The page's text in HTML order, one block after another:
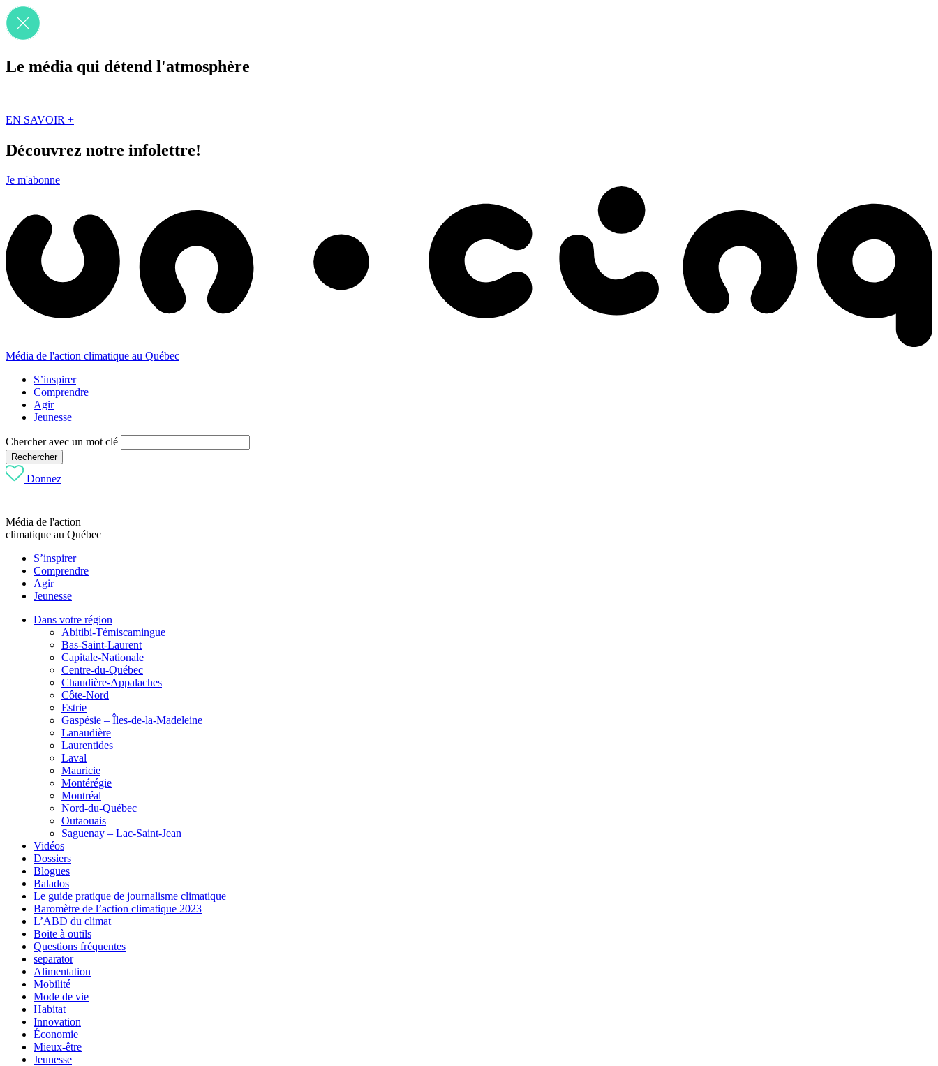
Le média qui détend l'atmosphère
EN SAVOIR +
Découvrez notre infolettre!
Je m'abonne
Média de l'action climatique au Québec
S’inspirer
Comprendre
Agir
Jeunesse
Chercher avec un mot clé
Rechercher
Donnez
Média de l'action
climatique au Québec
S’inspirer
Comprendre
Agir
Jeunesse
Dans votre région
Abitibi-Témiscamingue
Bas-Saint-Laurent
Capitale-Nationale
Centre-du-Québec
Chaudière-Appalaches
Côte-Nord
Estrie
Gaspésie – Îles-de-la-Madeleine
Lanaudière
Laurentides
Laval
Mauricie
Montérégie
Montréal
Nord-du-Québec
Outaouais
Saguenay – Lac-Saint-Jean
Vidéos
Dossiers
Blogues
Balados
Le guide pratique de journalisme climatique
Baromètre de l’action climatique 2023
L’ABD du climat
Boite à outils
Questions fréquentes
separator
Alimentation
Mobilité
Mode de vie
Habitat
Innovation
Économie
Mieux-être
Jeunesse